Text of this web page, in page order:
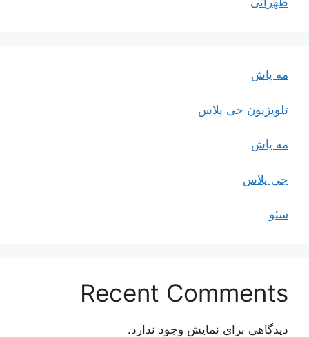
مه پاش
تلویزیون جی پلاس
مه پاش
جی پلاس
سئو
Recent Comments
دیدگاهی برای نمایش وجود ندارد.